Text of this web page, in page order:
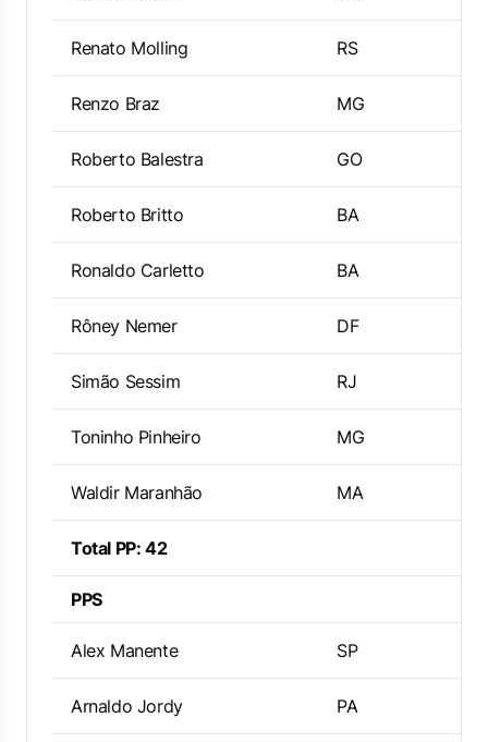
Renato Molling RS
Renzo Braz MG
Roberto Balestra GO
Roberto Britto BA
Ronaldo Carletto BA
Rôney Nemer DF
Simão Sessim RJ
Toninho Pinheiro MG
Waldir Maranhão MA
Total PP: 42
PPS
Alex Manente SP
Arnaldo Jordy PA